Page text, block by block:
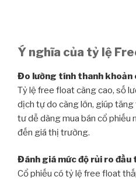
Ý nghĩa của tỷ lệ
Đo lường tính thanh khoản
Tỷ lệ free float càng cao, số
dịch tự do càng lớn, giúp tăng
tư dễ dàng mua bán cổ phiếu
đến giá thị trường.
Đánh giá mức độ rủi ro đầu
Cổ phiếu có tỷ lệ free float